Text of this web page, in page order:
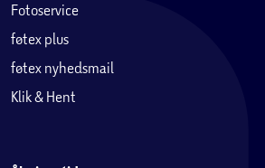
Fotoservice
føtex plus
føtex nyhedsmail
Klik & Hent